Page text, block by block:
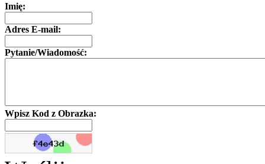
Imię:
Adres E-mail:
Pytanie/Wiadomość:
Wpisz Kod z Obrazka: